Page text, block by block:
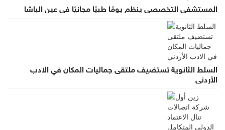
المستشفى التخصصي ينظم يومًا طبيًا مجانيًا في عين الباشا
السلط الثانوية تستضيف ملتقى جماليات المكان في الادب
الأردني